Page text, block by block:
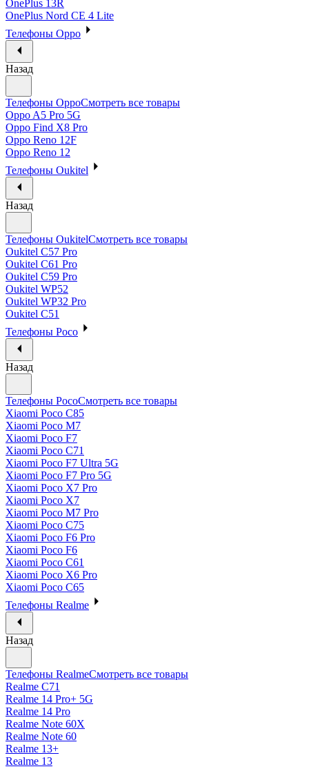
OnePlus 13R
OnePlus Nord CE 4 Lite
Телефоны Oppo
Назад
Телефоны OppoСмотреть все товары
Oppo A5 Pro 5G
Oppo Find X8 Pro
Oppo Reno 12F
Oppo Reno 12
Телефоны Oukitel
Назад
Телефоны OukitelСмотреть все товары
Oukitel C57 Pro
Oukitel C61 Pro
Oukitel C59 Pro
Oukitel WP52
Oukitel WP32 Pro
Oukitel C51
Телефоны Poco
Назад
Телефоны PocoСмотреть все товары
Xiaomi Poco C85
Xiaomi Poco M7
Xiaomi Poco F7
Xiaomi Poco C71
Xiaomi Poco F7 Ultra 5G
Xiaomi Poco F7 Pro 5G
Xiaomi Poco X7 Pro
Xiaomi Poco X7
Xiaomi Poco M7 Pro
Xiaomi Poco C75
Xiaomi Poco F6 Pro
Xiaomi Poco F6
Xiaomi Poco C61
Xiaomi Poco X6 Pro
Xiaomi Poco C65
Телефоны Realme
Назад
Телефоны RealmeСмотреть все товары
Realme C71
Realme 14 Pro+ 5G
Realme 14 Pro
Realme Note 60X
Realme Note 60
Realme 13+
Realme 13